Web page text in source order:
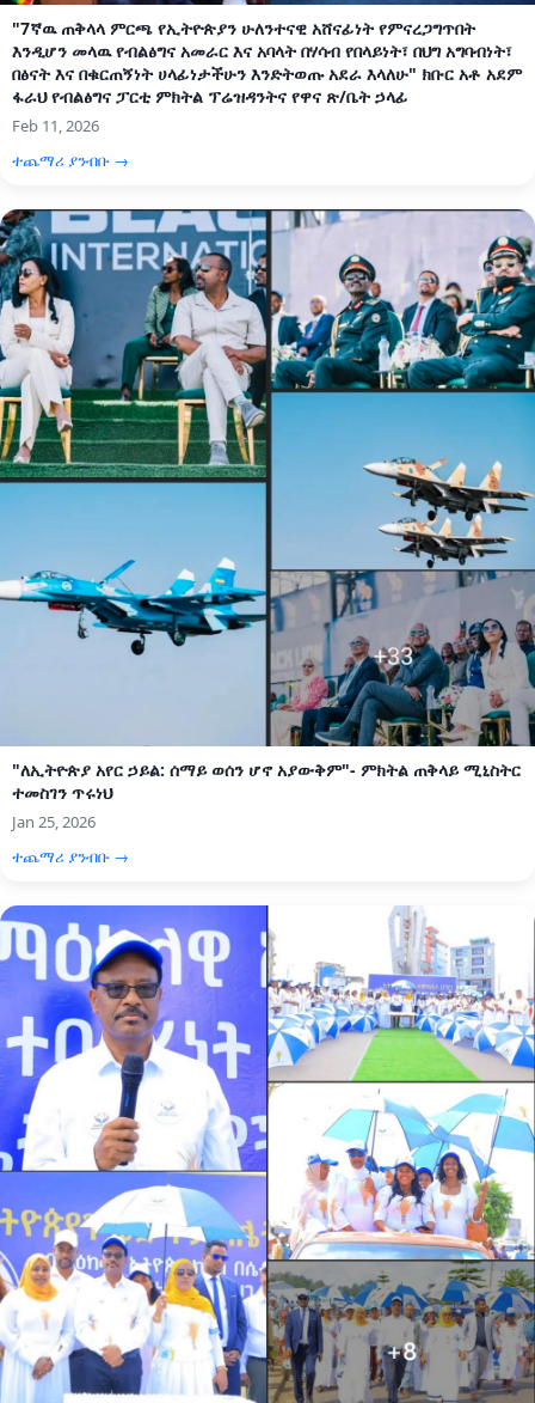
"7ኛዉ ጠቅላላ ምርጫ የኢትዮጵያን ሁለንተናዊ አሸናፊነት የምናረጋግጥበት
እንዲሆን መላዉ የብልፅግና አመራር እና አባላት በሃሳብ የበላይነት፣ በህግ አግባብነት፣
በፅናት እና በቁርጠኝነት ሀላፊነታችሁን እንድትወጡ አደራ እላለሁ" ክቡር አቶ አደም
ፋራህ የብልፅግና ፓርቲ ምክትል ፕሬዝዳንትና የዋና ጽ/ቤት ኃላፊ
Feb 11, 2026
ተጨማሪ ያንብቡ →
"ለኢትዮጵያ አየር ኃይል: ሰማይ ወሰን ሆኖ አያውቅም"- ምክትል ጠቅላይ ሚኒስትር
ተመስገን ጥሩነህ
Jan 25, 2026
ተጨማሪ ያንብቡ →